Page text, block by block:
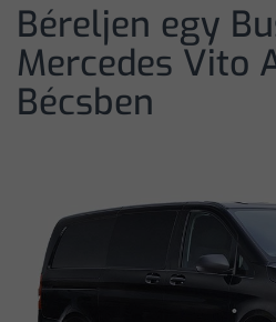
Béreljen egy
Mercedes Vito
Bécsben